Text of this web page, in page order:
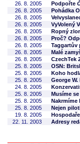
26. 8. 2005
Podpořte
26. 8. 2005
Pohádka
26. 8. 2005
26. 8. 2005
VyVolený
26. 8. 2005
Ropný
26. 8. 2005
Proč?
26. 8. 2005
Taggartův
26. 8. 2005
Malé
26. 8. 2005
CzechTek
25. 8. 2005
OSN:
25. 8. 2005
Koho
25. 8. 2005
George
24. 8. 2005
25. 8. 2005
Musíme
25. 8. 2005
Nakrmíme
25. 8. 2005
Nejen
19. 8. 2005
22. 11. 2003
Adresy